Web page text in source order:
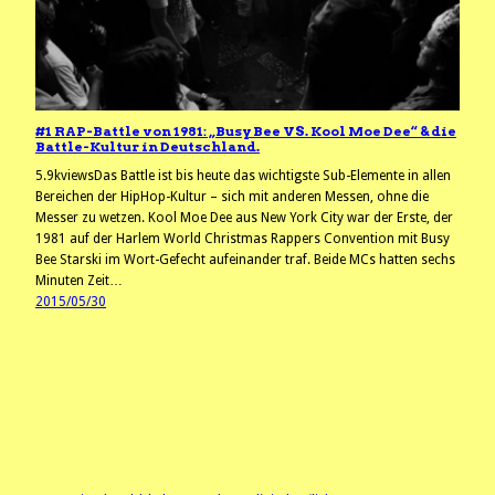
#1 RAP-Battle von 1981: „Busy Bee VS. Kool Moe Dee“ & die
Battle-Kultur in Deutschland.
5.9kviewsDas Battle ist bis heute das wichtigste Sub-Elemente in allen
Bereichen der HipHop-Kultur – sich mit anderen Messen, ohne die
Messer zu wetzen. Kool Moe Dee aus New York City war der Erste, der
1981 auf der Harlem World Christmas Rappers Convention mit Busy
Bee Starski im Wort-Gefecht aufeinander traf. Beide MCs hatten sechs
Minuten Zeit…
2015/05/30